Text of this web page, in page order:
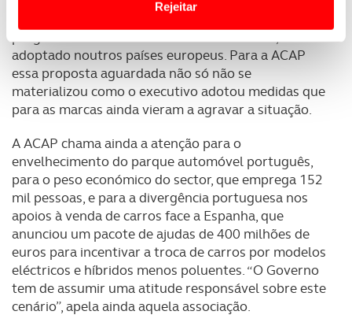
personalizar conteúdos e anúncios, para lhe proporcionar
funcionalidades de redes sociais, bem como para
analisar dados de navegação no nosso website.
utilização do nosso site de publicidade e de análise, com
parceiros e organizações na UE e em países terceiros.
O ACP garantirá que as transferências internacionais de
dados pessoais serão realizadas apenas com o seu
consentimento e quando tal se afigure estritamente
necessário no contexto dos serviços a prestar.
Realçamos que o bloqueio de certo tipo de Cookies e
tecnologias similares pode ter impacto na sua
Rejeitar
medidas para minorar as quebras, como um
adoptado noutros países europeus. Para a ACAP
essa proposta aguardada não só não se
materializou como o executivo adotou medidas que
para as marcas ainda vieram a agravar a situação.
A ACAP chama ainda a atenção para o
envelhecimento do parque automóvel português,
para o peso económico do sector, que emprega 152
mil pessoas, e para a divergência portuguesa nos
apoios à venda de carros face a Espanha, que
anunciou um pacote de ajudas de 400 milhões de
euros para incentivar a troca de carros por modelos
eléctricos e híbridos menos poluentes. “O Governo
tem de assumir uma atitude responsável sobre este
cenário”, apela ainda aquela associação.